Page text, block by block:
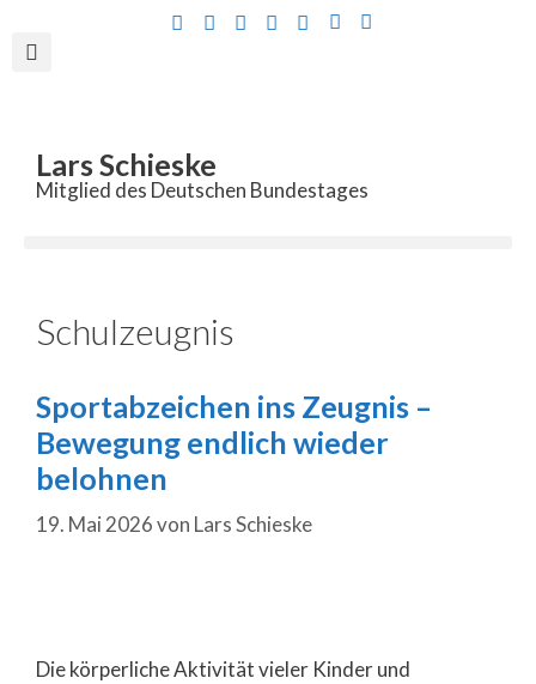
Lars Schieske
Mitglied des Deutschen Bundestages
Schulzeugnis
Sportabzeichen ins Zeugnis –
Bewegung endlich wieder
belohnen
19. Mai 2026von Lars Schieske
Die körperliche Aktivität vieler Kinder und